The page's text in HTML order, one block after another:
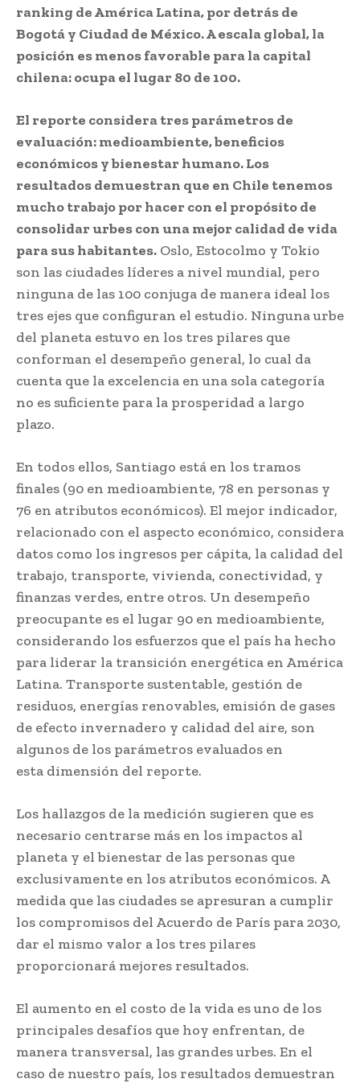
ranking de América Latina, por detrás de
Bogotá y Ciudad de México. A escala global, la
posición es menos favorable para la capital
chilena: ocupa el lugar 80 de 100.
El reporte considera tres parámetros de
evaluación: medioambiente, beneficios
económicos y bienestar humano. Los
resultados demuestran que en Chile tenemos
mucho trabajo por hacer con el propósito de
consolidar urbes con una mejor calidad de vida
para sus habitantes. Oslo, Estocolmo y Tokio
son las ciudades líderes a nivel mundial, pero
ninguna de las 100 conjuga de manera ideal los
tres ejes que configuran el estudio. Ninguna urbe
del planeta estuvo en los tres pilares que
conforman el desempeño general, lo cual da
cuenta que la excelencia en una sola categoría
no es suficiente para la prosperidad a largo
plazo.
En todos ellos, Santiago está en los tramos
finales (90 en medioambiente, 78 en personas y
76 en atributos económicos). El mejor indicador,
relacionado con el aspecto económico, considera
datos como los ingresos per cápita, la calidad del
trabajo, transporte, vivienda, conectividad, y
finanzas verdes, entre otros. Un desempeño
preocupante es el lugar 90 en medioambiente,
considerando los esfuerzos que el país ha hecho
para liderar la transición energética en América
Latina. Transporte sustentable, gestión de
residuos, energías renovables, emisión de gases
de efecto invernadero y calidad del aire, son
algunos de los parámetros evaluados en
esta dimensión del reporte.
Los hallazgos de la medición sugieren que es
necesario centrarse más en los impactos al
planeta y el bienestar de las personas que
exclusivamente en los atributos económicos. A
medida que las ciudades se apresuran a cumplir
los compromisos del Acuerdo de París para 2030,
dar el mismo valor a los tres pilares
proporcionará mejores resultados.
El aumento en el costo de la vida es uno de los
principales desafíos que hoy enfrentan, de
manera transversal, las grandes urbes. En el
caso de nuestro país, los resultados demuestran